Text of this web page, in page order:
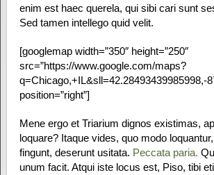
enim est haec querela, qui sibi cari sunt
Sed tamen intellego quid velit.
[googlemap width=”350″ height=”250″
src=”https://www.google.com/maps?
q=Chicago,+IL&sll=42.28493439985998,-
position=”right”]
Mene ergo et Triarium dignos existimas,
loquare? Itaque vides, quo modo
fingunt, deserunt usitata. Peccata paria.
unum facit. Atqui iste locus est, Piso, tibi